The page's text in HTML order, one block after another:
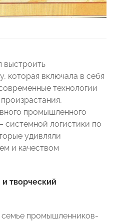
выстроить
которая включала в себя
технологии
промышленного
системной логистики по
удивляли
и качеством
творческий
семье промышленников-